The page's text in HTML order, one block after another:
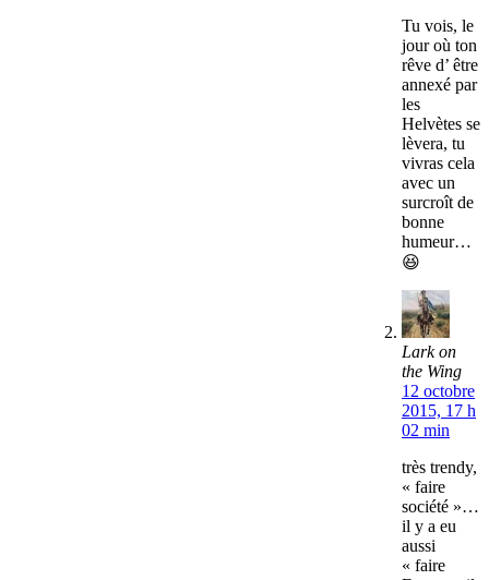
Tu vois, le
jour où ton
rêve d’ être
annexé par
les
Helvètes se
lèvera, tu
vivras cela
avec un
surcroît de
bonne
humeur…
😆
Lark on
the Wing
12 octobre
2015, 17 h
02 min
très trendy,
« faire
société »…
il y a eu
aussi
« faire